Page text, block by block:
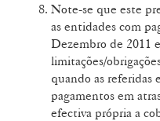
Note-se que este
as entidades com
Dezembro de 2011
limitações/
quando as
pagamentos em
efectiva própria a